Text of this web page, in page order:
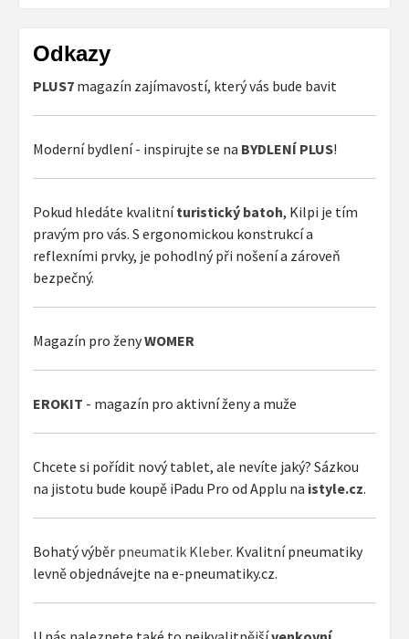
Odkazy
PLUS7 magazín zajímavostí, který vás bude bavit
Moderní bydlení - inspirujte se na BYDLENÍ PLUS!
Pokud hledáte kvalitníturistický batoh, Kilpi je tím
pravým pro vás. S ergonomickou konstrukcí a
reflexními prvky, je pohodlný při nošení a zároveň
bezpečný.
Magazín pro ženyWOMER
EROKIT - magazín pro aktivní ženy a muže
Chcete si pořídit nový tablet, ale nevíte jaký? Sázkou
na jistotu bude koupě iPadu Pro od Applu na istyle.cz.
Bohatý výběr pneumatik Kleber. Kvalitní pneumatiky
levně objednávejte na e-pneumatiky.cz.